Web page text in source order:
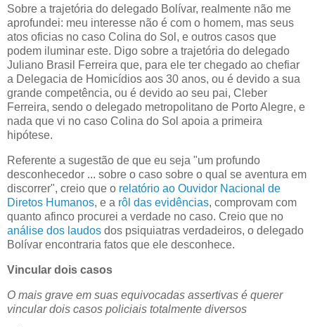
Sobre a trajetória do delegado Bolívar, realmente não me
aprofundei: meu interesse não é com o homem, mas seus
atos oficias no caso Colina do Sol, e outros casos que
podem iluminar este. Digo sobre a trajetória do delegado
Juliano Brasil Ferreira que, para ele ter chegado ao chefiar
a Delegacia de Homicídios aos 30 anos, ou é devido a sua
grande competência, ou é devido ao seu pai, Cleber
Ferreira, sendo o delegado metropolitano de Porto Alegre, e
nada que vi no caso Colina do Sol apoia a primeira
hipótese.
Referente a sugestão de que eu seja "um profundo
desconhecedor ... sobre o caso sobre o qual se aventura em
discorrer", creio que o relatório ao Ouvidor Nacional de
Diretos Humanos, e a rôl das evidências, comprovam com
quanto afinco procurei a verdade no caso. Creio que no
análise dos laudos dos psiquiatras verdadeiros, o delegado
Bolívar encontraria fatos que ele desconhece.
Vincular dois casos
O mais grave em suas equivocadas assertivas é querer
vincular dois casos policiais totalmente diversos